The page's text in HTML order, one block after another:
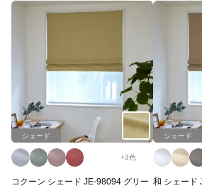
シェード
+3色
コクーン シェード JE-98094 グリー
シェード
和 シェード